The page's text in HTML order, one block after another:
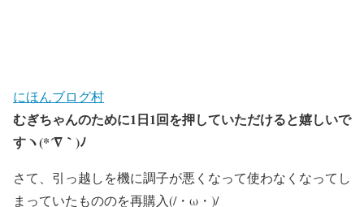
にほんブログ村
むぎちゃんのために1日1回を押していただけると嬉しいで
すヽ(*´∇｀)ﾉ
さて、引っ越しを機に調子が悪くなって使わなくなってし
まっていたもののを再購入(/・ω・)/